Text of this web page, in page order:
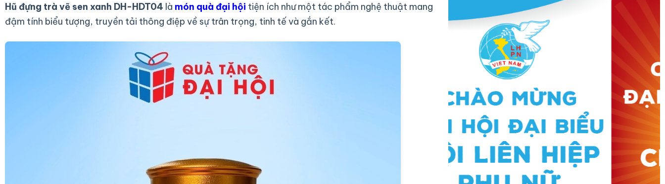
Hũ đựng trà vẽ sen xanh DH-HDT04 là món quà đại hội tiện ích như một tác phẩm nghệ thuật mang
đậm tính biểu tượng, truyền tải thông điệp về sự trân trọng, tinh tế và gắn kết.